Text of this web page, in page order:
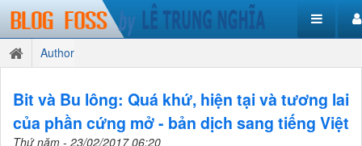
Author
Bit và Bu lông: Quá khứ, hiện tại và tương lai
của phần cứng mở - bản dịch sang tiếng Việt
Thứ năm - 23/02/2017 06:20